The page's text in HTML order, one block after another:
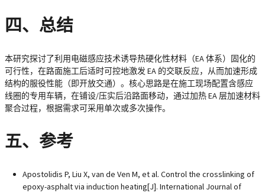
四、总结
本研究探讨了利用电磁感应技术诱导热硬化性材料（EA 体系）固化的
可行性，在路面施工后适时可控地激发 EA 的交联反应，从而加速形成
结构的服役性能（即开放交通）。核心思路是在施工现场配置含感应
线圈的专用车辆，在铺设/压实后沿路面移动，通过加热 EA 层加速材料
聚合过程，根据需求可采用单次或多次操作。
五、参考
Apostolidis P, Liu X, van de Ven M, et al. Control the crosslinking of
epoxy-asphalt via induction heating[J]. International Journal of